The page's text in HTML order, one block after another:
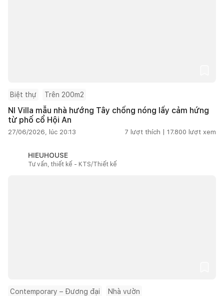
Biệt thự Trên 200m2
NI Villa mẫu nhà hướng Tây chống nóng lấy cảm hứng
từ phố cổ Hội An
27/06/2026, lúc 20:13 7 lượt thích | 17.800 lượt xem
HIEUHOUSE
Tư vấn, thiết kế - KTS/Thiết kế
Contemporary – Đương đại Nhà vườn